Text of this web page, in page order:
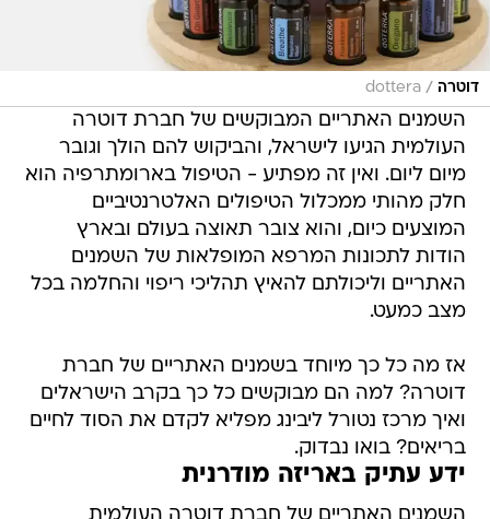
דוטרה /
dottera
השמנים האתריים המבוקשים של חברת דוטרה
העולמית הגיעו לישראל, והביקוש להם הולך וגובר
מיום ליום. ואין זה מפתיע - הטיפול בארומתרפיה הוא
חלק מהותי ממכלול הטיפולים האלטרנטיביים
המוצעים כיום, והוא צובר תאוצה בעולם ובארץ
הודות לתכונות המרפא המופלאות של השמנים
האתריים וליכולתם להאיץ תהליכי ריפוי והחלמה בכל
מצב כמעט.
אז מה כל כך מיוחד בשמנים האתריים של חברת
דוטרה? למה הם מבוקשים כל כך בקרב הישראלים
ואיך מרכז נטורל ליבינג מפליא לקדם את הסוד לחיים
בריאים? בואו נבדוק.
ידע עתיק באריזה מודרנית